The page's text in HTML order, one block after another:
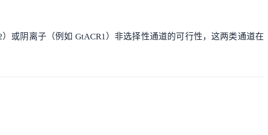
或阴离子（例如 GtACR1）非选择性通道的可行性，这两类通道在